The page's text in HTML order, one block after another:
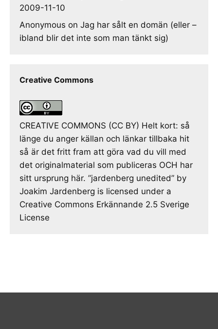
2009-11-10
Anonymous on Jag har sålt en domän (eller –
ibland blir det inte som man tänkt sig)
Creative Commons
CREATIVE COMMONS (CC BY) Helt kort: så
länge du anger källan och länkar tillbaka hit
så är det fritt fram att göra vad du vill med
det originalmaterial som publiceras OCH har
sitt ursprung här. ”jardenberg unedited” by
Joakim Jardenberg is licensed under a
Creative Commons Erkännande 2.5 Sverige
License